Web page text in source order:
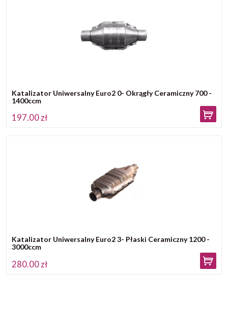
Katalizator Uniwersalny Euro2 0- Okrągły Ceramiczny 700 -
1400ccm
197.00 zł
Katalizator Uniwersalny Euro2 3- Płaski Ceramiczny 1200 -
3000ccm
280.00 zł